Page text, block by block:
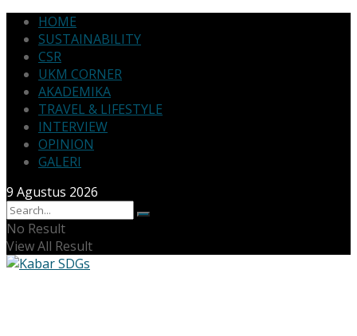
HOME
SUSTAINABILITY
CSR
UKM CORNER
AKADEMIKA
TRAVEL & LIFESTYLE
INTERVIEW
OPINION
GALERI
9 Agustus 2026
No Result
View All Result